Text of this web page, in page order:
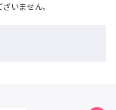
いません。